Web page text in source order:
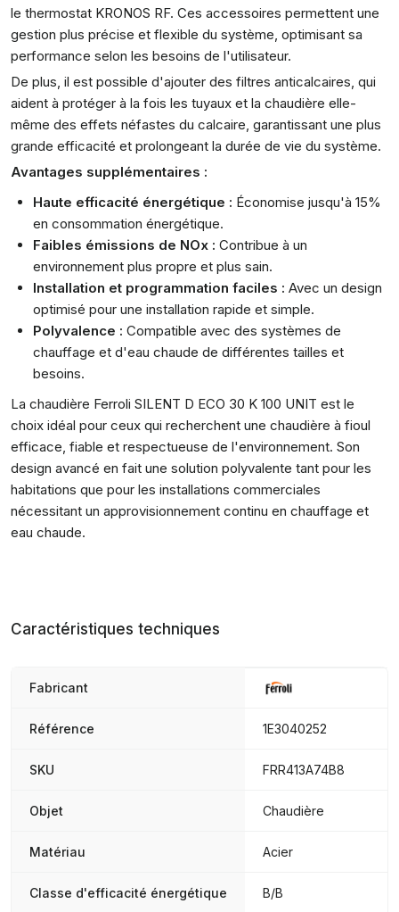
le thermostat KRONOS RF. Ces accessoires permettent une
gestion plus précise et flexible du système, optimisant sa
performance selon les besoins de l'utilisateur.
De plus, il est possible d'ajouter des filtres anticalcaires, qui
aident à protéger à la fois les tuyaux et la chaudière elle-
même des effets néfastes du calcaire, garantissant une plus
grande efficacité et prolongeant la durée de vie du système.
Avantages supplémentaires :
Haute efficacité énergétique : Économise jusqu'à 15%
en consommation énergétique.
Faibles émissions de NOx : Contribue à un
environnement plus propre et plus sain.
Installation et programmation faciles : Avec un design
optimisé pour une installation rapide et simple.
Polyvalence : Compatible avec des systèmes de
chauffage et d'eau chaude de différentes tailles et
besoins.
La chaudière Ferroli SILENT D ECO 30 K 100 UNIT est le
choix idéal pour ceux qui recherchent une chaudière à fioul
efficace, fiable et respectueuse de l'environnement. Son
design avancé en fait une solution polyvalente tant pour les
habitations que pour les installations commerciales
nécessitant un approvisionnement continu en chauffage et
eau chaude.
Caractéristiques techniques
Fabricant
Référence 1E3040252
SKU FRR413A74B8
Objet Chaudière
Matériau Acier
Classe d'efficacité énergétique B/B